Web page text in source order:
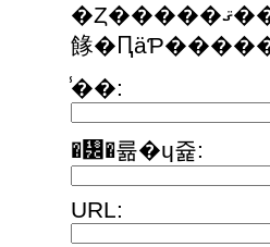
�Ȥ�����ޤ�����ǧ�����ޤǤϥ����Ȥ�ɽ������ޤ��󡣤��ΤȤ��Ϥ��Ф
餯
̾��:
�᡼�륢�ɥ쥹:
URL: